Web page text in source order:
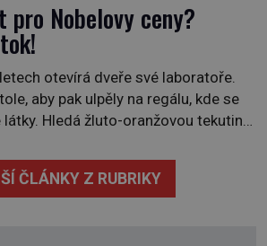
Nobelovy ceny?
otevírá dveře své laboratoře.
aby pak ulpěly na regálu, kde se
Hledá žluto-oranžovou tekutinu,
termínem aqua regia se skrývá
královská. Svůj přídomek nemá
ČLÁNKY Z RUBRIKY